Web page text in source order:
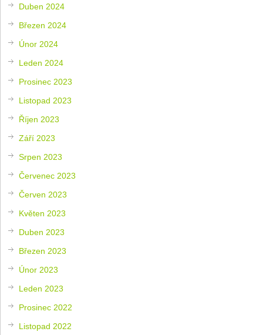
Duben 2024
Březen 2024
Únor 2024
Leden 2024
Prosinec 2023
Listopad 2023
Říjen 2023
Září 2023
Srpen 2023
Červenec 2023
Červen 2023
Květen 2023
Duben 2023
Březen 2023
Únor 2023
Leden 2023
Prosinec 2022
Listopad 2022